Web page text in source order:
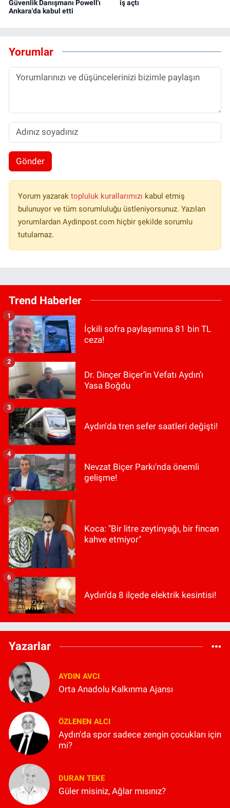
Güvenlik Danışmanı Powell'ı
Ankara'da kabul etti
iş açtı
Yorumlar
Gönder
Yorum yazarak topluluk kurallarımızı kabul etmiş
bulunuyor ve tüm sorumluluğu üstleniyorsunuz. Yazılan
yorumlardan Aydinpost.com hiçbir şekilde sorumlu
tutulamaz.
Trend Haberler
İçkili sofra paylaşımına 81 bin TL
ceza!
1
Dr. Dinçer Biçer’in Vefatı Aydın’ı
Yasa Boğdu
2
Aydın'da tren sefer saatleri değişti!
3
Nevzat Biçer Parkı'nda önemli
gelişme!
4
Koca: "Bir litre zeytinyağı, bir fincan
kahve etmiyor"
5
Aydın’da 8 ilçede elektrik kesintisi!
6
Yazarlar
AYDIN AVCI
Orta Anadolu Kalkınma Ajansı
ÖZLENEN ALCI
Aydın'da spor sadece zengin çocukları için
mi?
DURAN TEKE
Güler misiniz, Ağlar mısınız?